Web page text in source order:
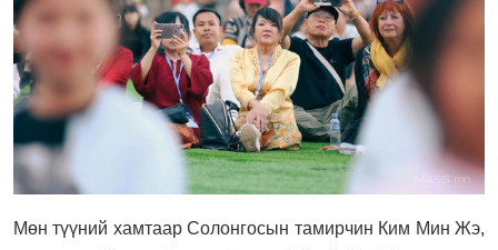
Мөн түүний хамтаар Солонгосын тамирчин Ким Мин Жэ,